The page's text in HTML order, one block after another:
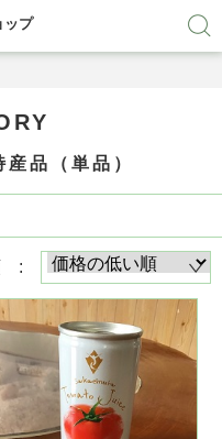
ップ
品（単品）
: